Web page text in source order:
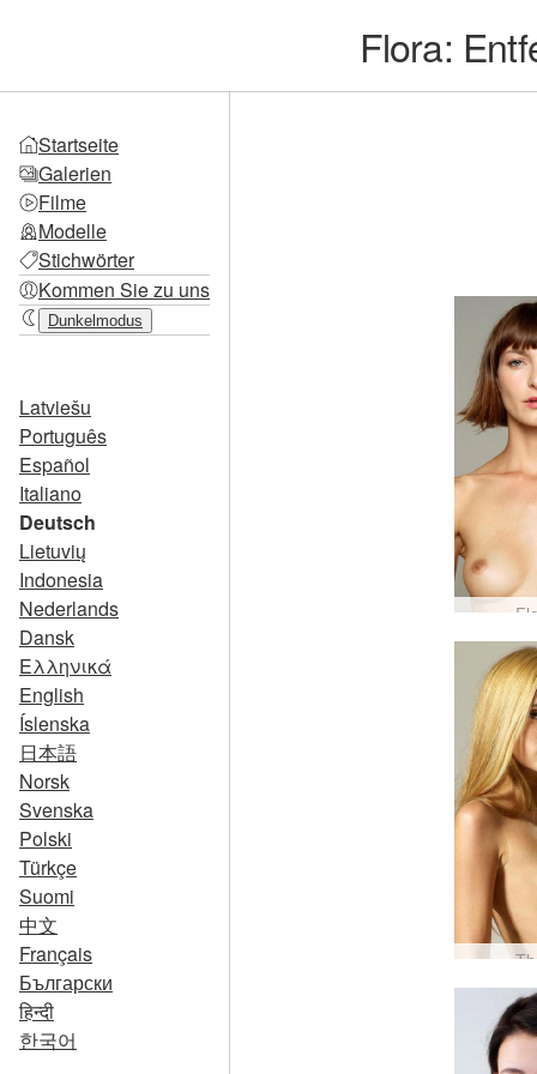
Flora:
Startseite
Galerien
Filme
Modelle
Stichwörter
Kommen Sie zu uns
Dunkelmodus
Latviešu
Português
Español
Italiano
Deutsch
Lietuvių
Indonesia
Nederlands
Dansk
Ελληνικά
English
Íslenska
日本語
Norsk
Svenska
Polski
Türkçe
Suomi
中文
Français
Български
हिन्दी
한국어